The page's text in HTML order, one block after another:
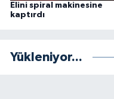
Elini spiral makinesine
kaptırdı
Yükleniyor...